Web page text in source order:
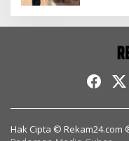
Hak Cipta © Rekam24.com